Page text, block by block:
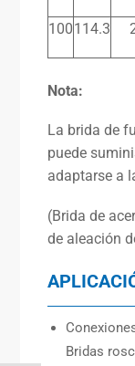
100114.3
Nota:
La brida de
puede
adaptarse a
(Brida de
de aleación
Bridas